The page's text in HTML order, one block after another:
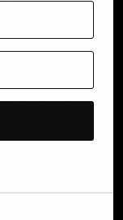
partner voor
van
vanaf het
binnenstapt,
garderobe